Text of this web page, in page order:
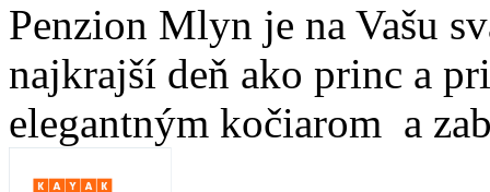
Penzion Mlyn je na Vašu
najkrajší deň ako princ a
elegantným kočiarom a